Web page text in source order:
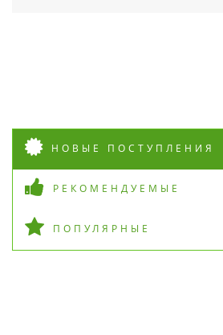
НОВЫЕ ПОСТУПЛЕНИЯ
РЕКОМЕНДУЕМЫЕ
ПОПУЛЯРНЫЕ